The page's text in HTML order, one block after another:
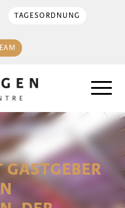
TAGESORDNUNG
GASTGEBER